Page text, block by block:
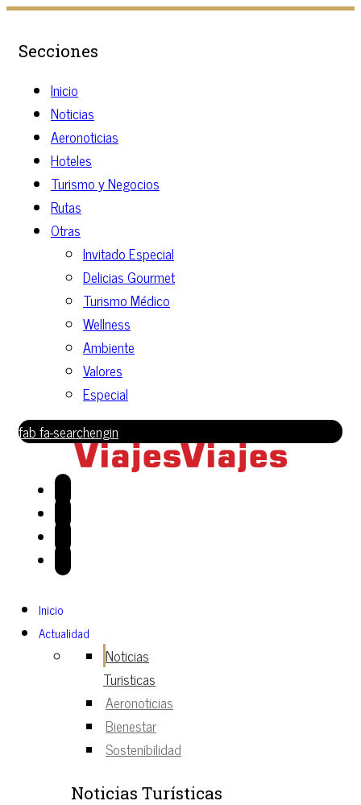
Secciones
Inicio
Noticias
Aeronoticias
Hoteles
Turismo y Negocios
Rutas
Otras
Invitado Especial
Delicias Gourmet
Turismo Médico
Wellness
Ambiente
Valores
Especial
fab fa-searchengin
Inicio
Actualidad
Noticias
Turisticas
Aeronoticias
Bienestar
Sostenibilidad
Noticias Turísticas